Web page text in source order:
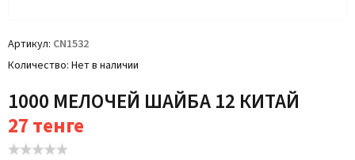
Артикул CN1532
Количество Нет в наличии
1000 МЕЛОЧЕЙ ШАЙБА 12 КИТАЙ
27тенге